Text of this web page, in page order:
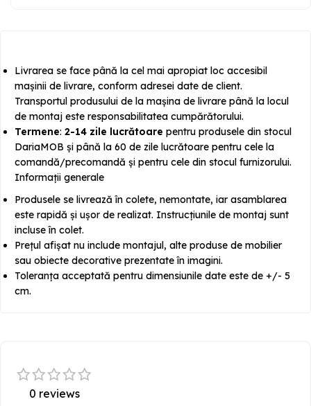
Livrarea se face până la cel mai apropiat loc accesibil
mașinii de livrare, conform adresei date de client.
Transportul produsului de la mașina de livrare până la locul
de montaj este responsabilitatea cumpărătorului.
Termene: 2-14 zile lucrătoare pentru produsele din stocul
DariaMOB și până la 60 de zile lucrătoare pentru cele la
comandă/precomandă și pentru cele din stocul furnizorului.
Informații generale
Produsele se livrează în colete, nemontate, iar asamblarea
este rapidă și ușor de realizat. Instrucțiunile de montaj sunt
incluse în colet.
Prețul afișat nu include montajul, alte produse de mobilier
sau obiecte decorative prezentate în imagini.
Toleranța acceptată pentru dimensiunile date este de +/- 5
cm.
0 reviews